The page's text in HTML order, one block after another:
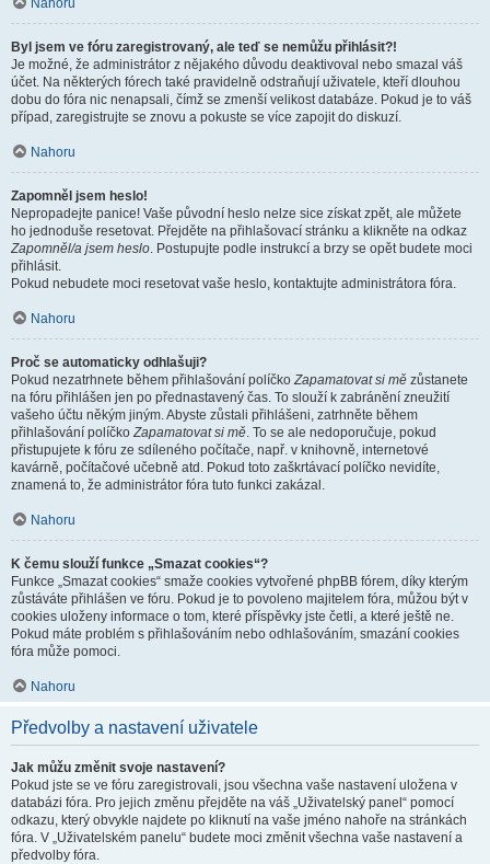
Nahoru
Byl jsem ve fóru zaregistrovaný, ale teď se nemůžu přihlásit?!
Je možné, že administrátor z nějakého důvodu deaktivoval nebo smazal váš
účet. Na některých fórech také pravidelně odstraňují uživatele, kteří dlouhou
dobu do fóra nic nenapsali, čímž se zmenší velikost databáze. Pokud je to váš
případ, zaregistrujte se znovu a pokuste se více zapojit do diskuzí.
Nahoru
Zapomněl jsem heslo!
Nepropadejte panice! Vaše původní heslo nelze sice získat zpět, ale můžete
ho jednoduše resetovat. Přejděte na přihlašovací stránku a klikněte na odkaz
Zapomněl/a jsem heslo. Postupujte podle instrukcí a brzy se opět budete moci
přihlásit.
Pokud nebudete moci resetovat vaše heslo, kontaktujte administrátora fóra.
Nahoru
Proč se automaticky odhlašuji?
Pokud nezatrhnete během přihlašování políčkoZapamatovat si mě zůstanete
na fóru přihlášen jen po přednastavený čas. To slouží k zabránění zneužití
vašeho účtu někým jiným. Abyste zůstali přihlášeni, zatrhněte během
přihlašování políčkoZapamatovat si mě. To se ale nedoporučuje, pokud
přistupujete k fóru ze sdíleného počítače, např. v knihovně, internetové
kavárně, počítačové učebně atd. Pokud toto zaškrtávací políčko nevidíte,
znamená to, že administrátor fóra tuto funkci zakázal.
Nahoru
K čemu slouží funkce „Smazat cookies“?
Funkce „Smazat cookies“ smaže cookies vytvořené phpBB fórem, díky kterým
zůstáváte přihlášen ve fóru. Pokud je to povoleno majitelem fóra, můžou být v
cookies uloženy informace o tom, které příspěvky jste četli, a které ještě ne.
Pokud máte problém s přihlašováním nebo odhlašováním, smazání cookies
fóra může pomoci.
Nahoru
Předvolby a nastavení uživatele
Jak můžu změnit svoje nastavení?
Pokud jste se ve fóru zaregistrovali, jsou všechna vaše nastavení uložena v
databázi fóra. Pro jejich změnu přejděte na váš „Uživatelský panel“ pomocí
odkazu, který obvykle najdete po kliknutí na vaše jméno nahoře na stránkách
fóra. V „Uživatelském panelu“ budete moci změnit všechna vaše nastavení a
předvolby fóra.